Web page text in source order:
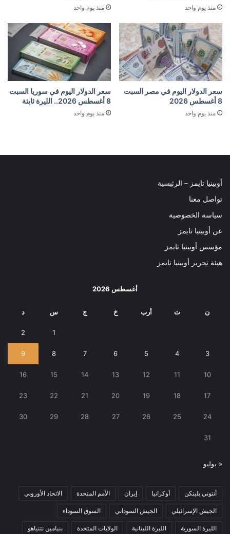
منذ يوم واحد منذ يوم واحد
سعر الدولار اليوم في مصر السبت
8 أغسطس 2026
منذ يوم واحد
سعر الدولار اليوم في سوريا السبت
8 أغسطس 2026.. الليرة ثابتة
منذ يوم واحد
أوبينيا تايمز – الرئيسية
تواصل معنا
سياسة الخصوصية
عن أوبينيا تايمز
مؤسس أوبينيا تايمز
هيئة تحرير أوبينيا تايمز
أغسطس 2026
ن ث أرب خ ج س د
1
2
3
4
5
6
7
8
9
10
11
12
13
14
15
16
17
18
19
20
21
22
23
24
25
26
27
28
29
30
31
« يوليو
أنتوني بلينكن أوكرانيا إيران الأمم المتحدة الاتحاد الأوروبي
الجيش الإسرائيلي الجيش السوداني السوق السوداء
الليرة السورية الليرة اللبنانية الولايات المتحدة بنيامين نتنياهو